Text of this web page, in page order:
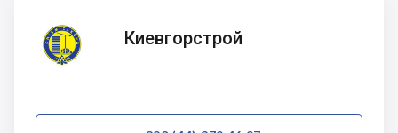
Киевгорстрой
Киевгорстрой